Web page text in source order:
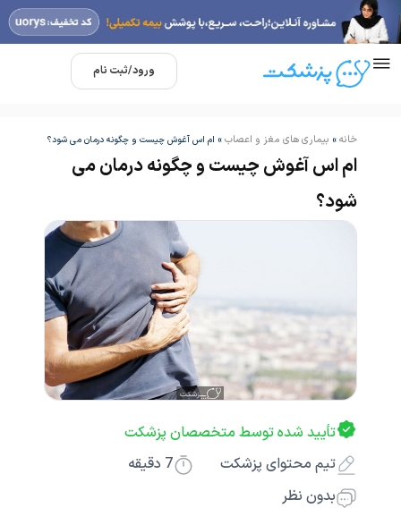
ورود/ثبت نام
خانه » بیماری های مغز و اعصاب » ام اس آغوش چیست و چگونه درمان می شود؟
ام اس آغوش چیست و چگونه درمان می
شود؟
تأیید شده توسط متخصصان پزشکت
تیم محتوای پزشکت
7 دقیقه
بدون نظر